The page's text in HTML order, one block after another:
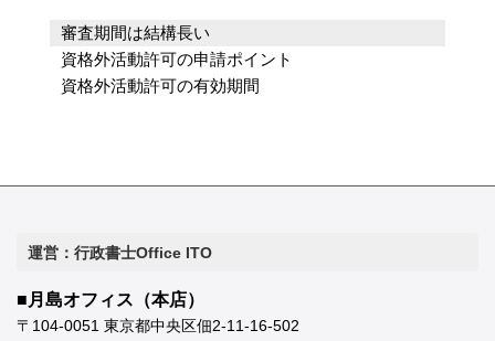
審査期間は結構長い
資格外活動許可の申請ポイント
資格外活動許可の有効期間
運営：行政書士Office ITO
■月島オフィス（本店）
〒104-0051 東京都中央区佃2-11-16-502